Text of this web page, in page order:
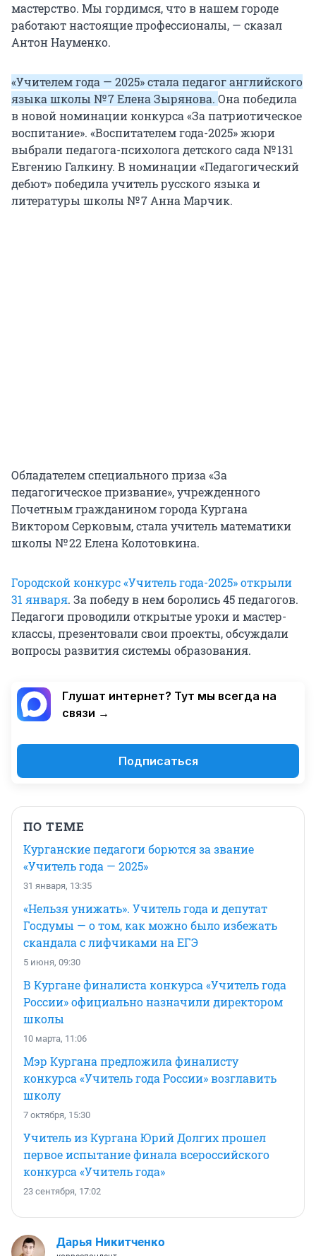
мастерство. Мы гордимся, что в нашем городе
работают настоящие профессионалы, — сказал
Антон Науменко.
«Учителем года — 2025» стала педагог английского
языка школы № 7 Елена Зырянова. Она победила
в новой номинации конкурса «За патриотическое
воспитание». «Воспитателем года-2025» жюри
выбрали педагога-психолога детского сада № 131
Евгению Галкину. В номинации «Педагогический
дебют» победила учитель русского языка и
литературы школы № 7 Анна Марчик.
Обладателем специального приза «За
педагогическое призвание», учрежденного
Почетным гражданином города Кургана
Виктором Серковым, стала учитель математики
школы № 22 Елена Колотовкина.
Городской конкурс «Учитель года-2025» открыли
31 января. За победу в нем боролись 45 педагогов.
Педагоги проводили открытые уроки и мастер-
классы, презентовали свои проекты, обсуждали
вопросы развития системы образования.
Глушат интернет? Тут мы всегда на
связи →
Подписаться
ПО ТЕМЕ
Курганские педагоги борются за звание
«Учитель года — 2025»
31 января, 13:35
«Нельзя унижать». Учитель года и депутат
Госдумы — о том, как можно было избежать
скандала с лифчиками на ЕГЭ
5 июня, 09:30
В Кургане финалиста конкурса «Учитель года
России» официально назначили директором
школы
10 марта, 11:06
Мэр Кургана предложила финалисту
конкурса «Учитель года России» возглавить
школу
7 октября, 15:30
Учитель из Кургана Юрий Долгих прошел
первое испытание финала всероссийского
конкурса «Учитель года»
23 сентября, 17:02
Дарья Никитченко